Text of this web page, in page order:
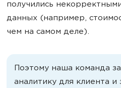
получились
данных (например,
чем на самом деле).
Поэтому наша команда
аналитику для клиента и